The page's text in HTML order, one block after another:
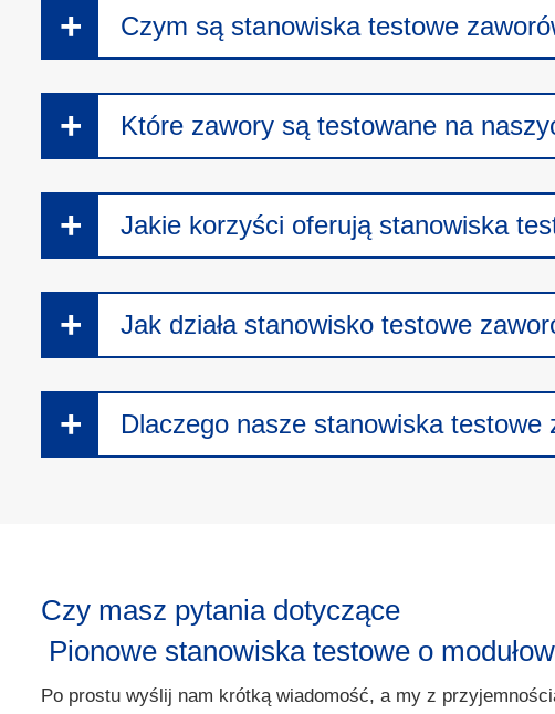
Czym są stanowiska testowe
Które zawory są testowane na
Jakie korzyści oferują stanowiska
Jak działa stanowisko testowe
Dlaczego nasze stanowiska testowe
Czy masz pytania dotyczące
Pionowe stanowiska testowe o
Po prostu wyślij nam krótką wiadomość, a my z